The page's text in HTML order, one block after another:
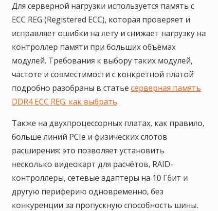
Для серверной нагрузки используется память с
ECC REG (Registered ECC), которая проверяет и
исправляет ошибки на лету и снижает нагрузку на
контроллер памяти при больших объёмах
модулей. Требования к выбору таких модулей,
частоте и совместимости с конкретной платой
подробно разобраны в статье серверная память
DDR4 ECC REG: как выбрать.
Также на двухпроцессорных платах, как правило,
больше линий PCIe и физических слотов
расширения: это позволяет установить
несколько видеокарт для расчётов, RAID-
контроллеры, сетевые адаптеры на 10 Гбит и
другую периферию одновременно, без
конкуренции за пропускную способность шины.